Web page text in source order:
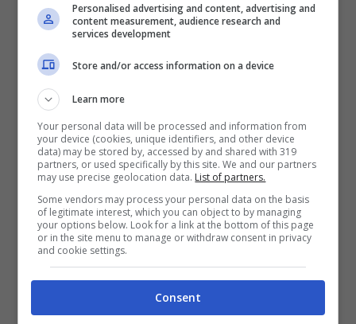
Bollettino Covid: i
numeri dei vaccini
I numeri dei vaccini
somministrazioni in totale. Le persone vaccinate
che hanno completato il ciclo di vaccinazione
sono oggi 46.166.435. Si tratta del 85,48% della
popolazione italiana di età maggiore di dodici
anni. Inoltre, sono 47.904.357 quelli che hanno
ricevuto almeno una dose (88,70% della
popolazione over 12).
(0,72% della popolazione over 12).
Totaleconalmeno una dose + guaritida al
Personalised advertising and content, advertising and
content measurement, audience research and
services development
Store and/or access information on a device
Learn more
Your personal data will be processed and information from
your device (cookies, unique identifiers, and other device
data) may be stored by, accessed by and shared with 319
partners, or used specifically by this site. We and our partners
may use precise geolocation data. List of partners.
Some vendors may process your personal data on the basis
of legitimate interest, which you can object to by managing
your options below. Look for a link at the bottom of this page
or in the site menu to manage or withdraw consent in privacy
and cookie settings.
Consent